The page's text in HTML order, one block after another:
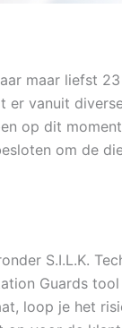
maar liefst
vanuit
op dit
om de
S.I.L.K.
Guards
loop je het